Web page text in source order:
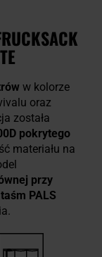
w kolorze
oraz
została
pokrytego
materiału na
przy
PALS